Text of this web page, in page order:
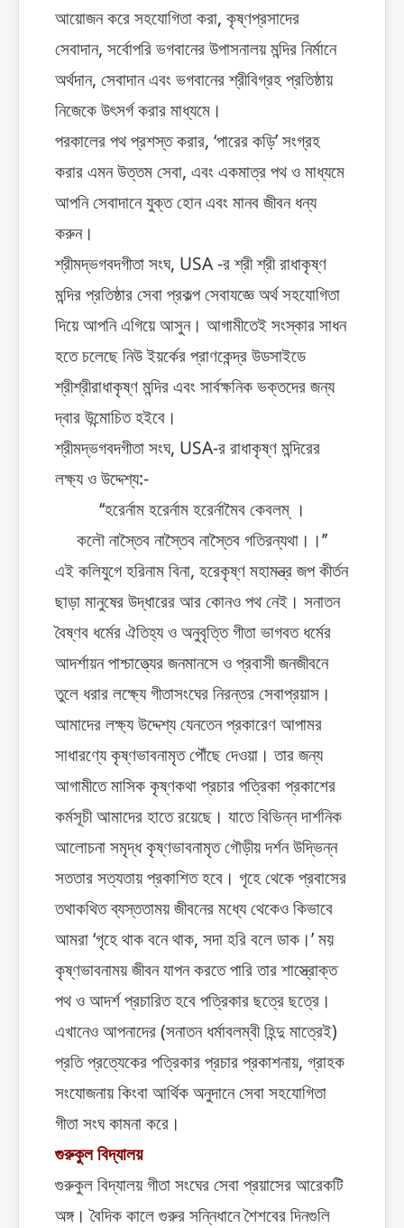
আয়োজন করে সহযোগিতা করা, কৃষ্ণপ্রসাদের
সেবাদান, সর্বোপরি ভগবানের উপাসনালয় মন্দির নির্মানে
অর্থদান, সেবাদান এবং ভগবানের শ্রীবিগ্রহ প্রতিষ্ঠায়
নিজেকে উৎসর্গ করার মাধ্যমে।
পরকালের পথ প্রশস্ত করার, ‘পারের কড়ি’ সংগ্রহ
করার এমন উত্তম সেবা, এবং একমাত্র পথ ও মাধ্যমে
আপনি সেবাদানে যুক্ত হোন এবং মানব জীবন ধন্য
করুন।
শ্রীমদ্ভগবদগীতা সংঘ, USA -র শ্রী শ্রী রাধাকৃষ্ণ
মন্দির প্রতিষ্ঠার সেবা প্রকল্প সেবাযজ্ঞে অর্থ সহযোগিতা
দিয়ে আপনি এগিয়ে আসুন। আগামীতেই সংস্কার সাধন
হতে চলেছে নিউ ইয়র্কের প্রাণকেন্দ্র উডসাইডে
শ্রীশ্রীরাধাকৃষ্ণ মন্দির এবং সার্বক্ষনিক ভক্তদের জন্য
দ্বার উন্মোচিত হইবে।
শ্রীমদ্ভগবদগীতা সংঘ, USA-র রাধাকৃষ্ণ মন্দিরের
লক্ষ্য ও উদ্দেশ্য:-
‘‘হরের্নাম হরের্নাম হরের্নামৈব কেবলম্ ।
কলৌ নাস্তৈব নাস্তৈব নাস্তৈব গতিরন্যথা।।’’
এই কলিযুগে হরিনাম বিনা, হরেকৃষ্ণ মহামন্ত্র জপ কীর্তন
ছাড়া মানুষের উদ্ধারের আর কোনও পথ নেই। সনাতন
বৈষ্ণব ধর্মের ঐতিহ্য ও অনুবৃত্তি গীতা ভাগবত ধর্মের
আদর্শায়ন পাশ্চাত্ত্যের জনমানসে ও প্রবাসী জনজীবনে
তুলে ধরার লক্ষ্যে গীতাসংঘের নিরন্তর সেবাপ্রয়াস।
আমাদের লক্ষ্য উদ্দেশ্য যেনতেন প্রকারেণ আপামর
সাধারণ্যে কৃষ্ণভাবনামৃত পৌঁছে দেওয়া। তার জন্য
আগামীতে মাসিক কৃষ্ণকথা প্রচার পত্রিকা প্রকাশের
কর্মসূচী আমাদের হাতে রয়েছে। যাতে বিভিন্ন দার্শনিক
আলোচনা সমৃদ্ধ কৃষ্ণভাবনামৃত গৌড়ীয় দর্শন উদ্ভিন্ন
সততার সত্যতায় প্রকাশিত হবে। গৃহে থেকে প্রবাসের
তথাকথিত ব্যস্ততাময় জীবনের মধ্যে থেকেও কিভাবে
আমরা ‘গৃহে থাক বনে থাক, সদা হরি বলে ডাক।’ ময়
কৃষ্ণভাবনাময় জীবন যাপন করতে পারি তার শাস্ত্রোক্ত
পথ ও আদর্শ প্রচারিত হবে পত্রিকার ছত্রে ছত্রে।
এখানেও আপনাদের (সনাতন ধর্মাবলম্বী হিন্দু মাত্রেই)
প্রতি প্রত্যেকের পত্রিকার প্রচার প্রকাশনায়, গ্রাহক
সংযোজনায় কিংবা আর্থিক অনুদানে সেবা সহযোগিতা
গীতা সংঘ কামনা করে।
গুরুকুল বিদ্যালয়
গুরুকুল বিদ্যালয় গীতা সংঘের সেবা প্রয়াসের আরেকটি
অঙ্গ। বৈদিক কালে গুরুর সন্নিধানে শৈশবের দিনগুলি